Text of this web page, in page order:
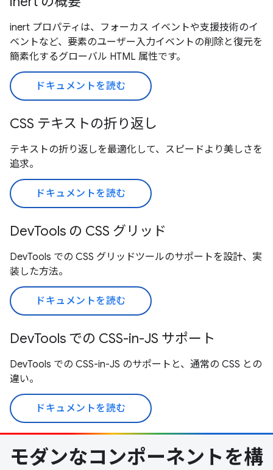
inert プロパティは、フォーカス イベントや支援技術のイ
ベントなど、要素のユーザー入力イベントの削除と復元を
簡素化するグローバル HTML 属性です。
ドキュメントを読む
CSS テキストの折り返し
テキストの折り返しを最適化して、スピードより美しさを
追求。
ドキュメントを読む
DevTools の CSS グリッド
DevTools での CSS グリッドツールのサポートを設計、実
装した方法。
ドキュメントを読む
DevTools での CSS-in-JS サポート
DevTools での CSS-in-JS のサポートと、通常の CSS との
違い。
ドキュメントを読む
モダンなコンポーネントを構